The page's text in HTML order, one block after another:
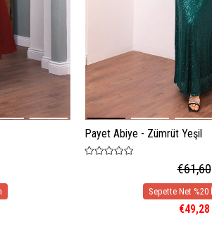
Payet Abiye - Zümrüt Yeşil
€61,60
€49,28